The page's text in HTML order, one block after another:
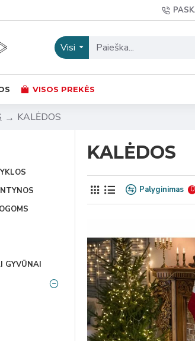
Visi
VISOS PREKĖS
KALĖDOS
GYVŪNAI
KALĖDOS
Palyginimas 0